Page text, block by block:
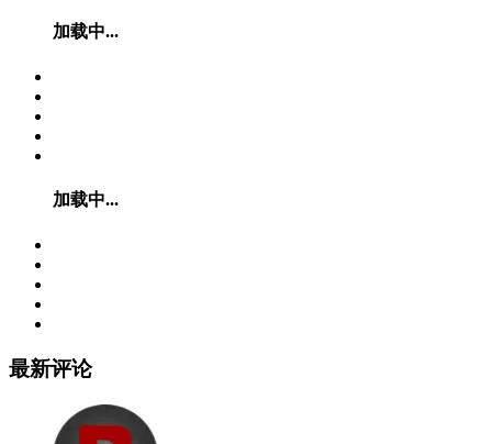
加载中...
加载中...
最新评论